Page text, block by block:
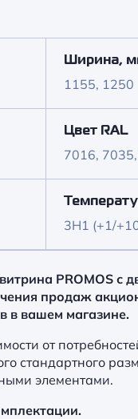
Ширина,
1155, 1250
Цвет RAL
7016,
3H1 (+1/
PROMOS с
продаж
в вашем магазине.
от
стандартного
элементами.